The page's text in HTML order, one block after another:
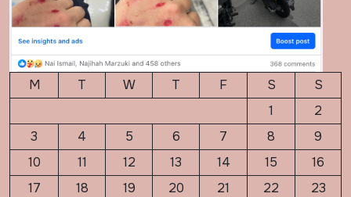
M T W T F S
S
1
2
3
4 5 6 7 8
9
10
11 12 13 14 15
16
17
18 19 20 21 22
23